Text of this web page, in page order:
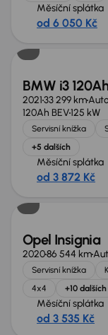
Měsíční splátka
od 6 050 Kč
Zlevněno o 20
BMW i3
202133 299 km
120Ah BEV125 kW
Servisní knížka
+5 dalších
Měsíční splátka
od 3 872 Kč
Zlevněno o 60
Opel Insignia
202086 544 km
Servisní knížka
4x4
+10 dalších
Měsíční splátka
od 3 535 Kč
Zlevněno o 80